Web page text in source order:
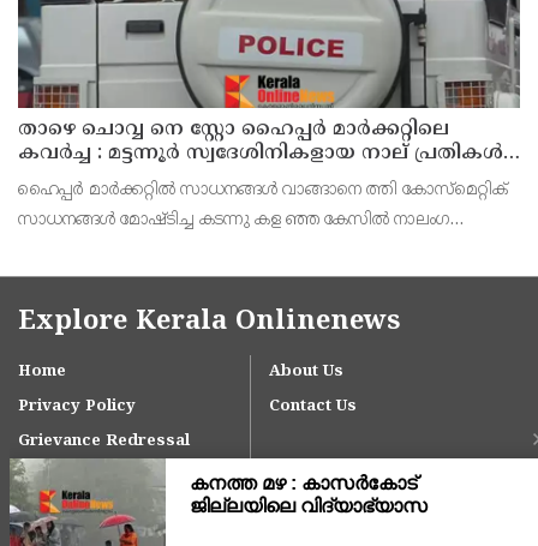
താഴെ ചൊവ്വ നെ സ്റ്റോ ഹൈപ്പർ മാർക്കറ്റിലെ
കവർച്ച : മട്ടന്നൂർ സ്വദേശിനികളായ നാല് പ്രതികൾ
പിടിയിൽ
ഹൈപ്പർ മാർക്കറ്റിൽ സാധനങ്ങൾ വാങ്ങാനെ ത്തി കോസ്മെറ്റിക്
സാധനങ്ങൾ മോഷ്ടിച്ച കടന്നു കള ഞ്ഞ കേസിൽ നാലംഗ
ബന്ധുക്കളുമായ റൂബി (35),ആശ(54), ലക്ഷ്മിക്കുട്ടി (70),
Explore Kerala Onlinenews
Home
About Us
Privacy Policy
Contact Us
Grievance Redressal